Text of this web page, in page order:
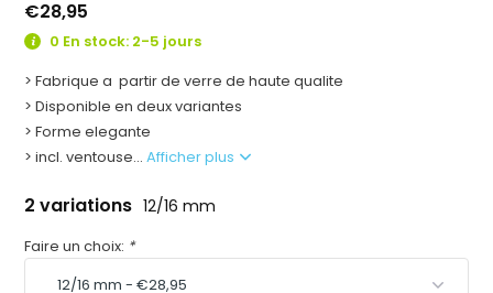
€28,95
0 En stock: 2-5 jours
> Fabrique a partir de verre de haute qualite
> Disponible en deux variantes
> Forme elegante
> incl. ventouse...Afficher plus
2 variations 12/16 mm
Faire un choix: *